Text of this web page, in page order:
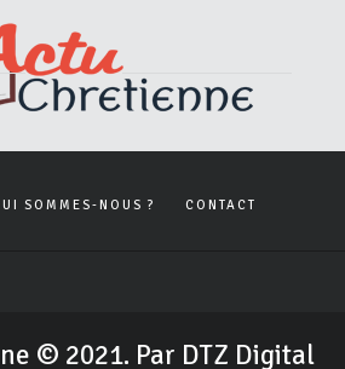
SOMMES-NOUS ? CONTACT
© 2021. Par DTZ Digital